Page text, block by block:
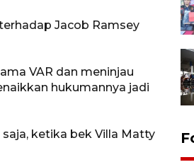
Jacob Ramsey
VAR dan meninjau
hukumannya jadi
saja, ketika bek Villa Matty